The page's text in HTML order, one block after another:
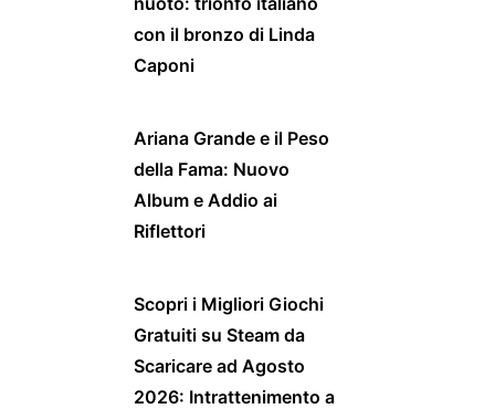
con il bronzo di Linda
Caponi
Ariana Grande e il Peso
della Fama: Nuovo
Album e Addio ai
Riflettori
Scopri i Migliori Giochi
Gratuiti su Steam da
Scaricare ad Agosto
2026: Intrattenimento a